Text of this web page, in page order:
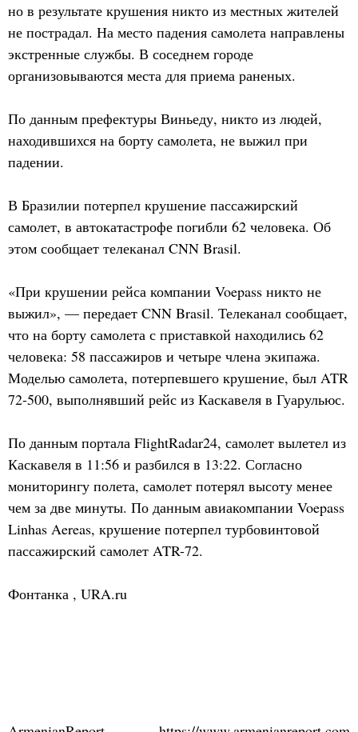
но в результате крушения никто из местных жителей
не пострадал. На место падения самолета направлены
экстренные службы. В соседнем городе
организовываются места для приема раненых.
По данным префектуры Виньеду, никто из людей,
находившихся на борту самолета, не выжил при
падении.
В Бразилии потерпел крушение пассажирский
самолет, в автокатастрофе погибли 62 человека. Об
этом сообщает телеканал CNN Brasil.
«При крушении рейса компании Voepass никто не
выжил», — передает CNN Brasil. Телеканал сообщает,
что на борту самолета с приставкой находились 62
человека: 58 пассажиров и четыре члена экипажа.
Моделью самолета, потерпевшего крушение, был ATR
72-500, выполнявший рейс из Каскавеля в Гуарульюс.
По данным портала FlightRadar24, самолет вылетел из
Каскавеля в 11:56 и разбился в 13:22. Согласно
мониторингу полета, самолет потерял высоту менее
чем за две минуты. По данным авиакомпании Voepass
Linhas Aereas, крушение потерпел турбовинтовой
пассажирский самолет ATR-72.
Фонтанка , URA.ru